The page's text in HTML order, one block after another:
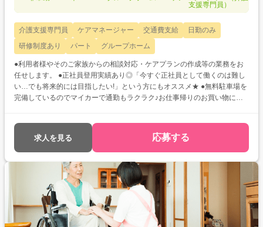
支援専門員）
介護支援専門員 ケアマネージャー 交通費支給
日勤のみ
研修制度あり
パート グループホーム
●利用者様やそのご家族からの相談対応・ケアプランの作成等の業務をお
任せします。 ●正社員登用実績あり◎「今すぐ正社員として働くのは難し
い…でも将来的には目指したい!」という方にもオススメ★ ●無料駐車場を
完備しているのでマイカーで通勤もラクラク♪お仕事帰りのお買い物にも
求人を見る 応募する